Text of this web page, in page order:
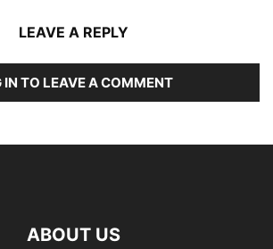
LEAVE A REPLY
IN TO LEAVE A COMMENT
ABOUT US